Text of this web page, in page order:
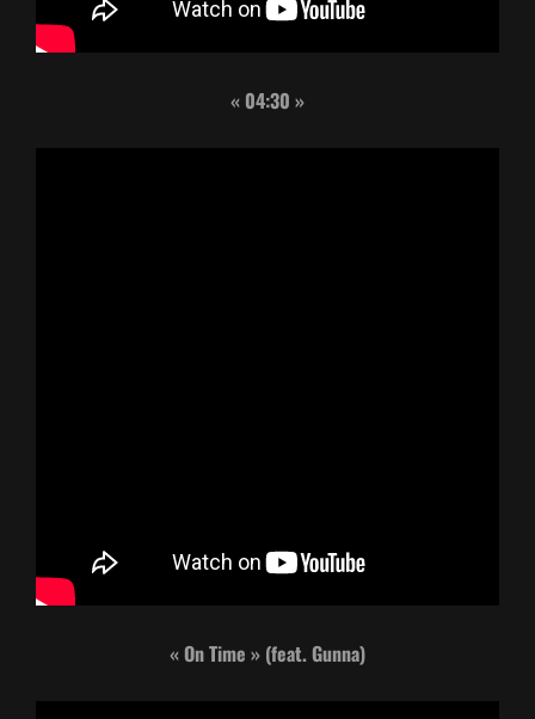
« 04:30 »
« On Time » (feat. Gunna)